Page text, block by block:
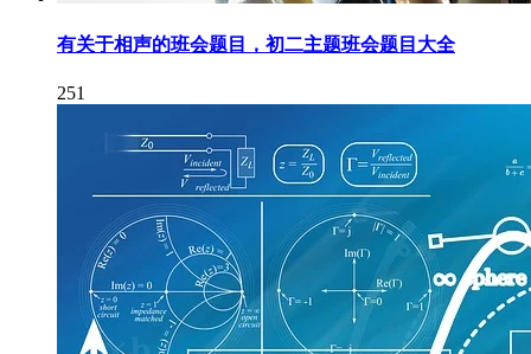
有关于相声的班会题目，初二主题班会题目大全
251